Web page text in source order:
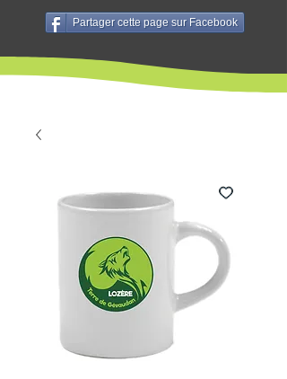
Partager cette page sur Facebook